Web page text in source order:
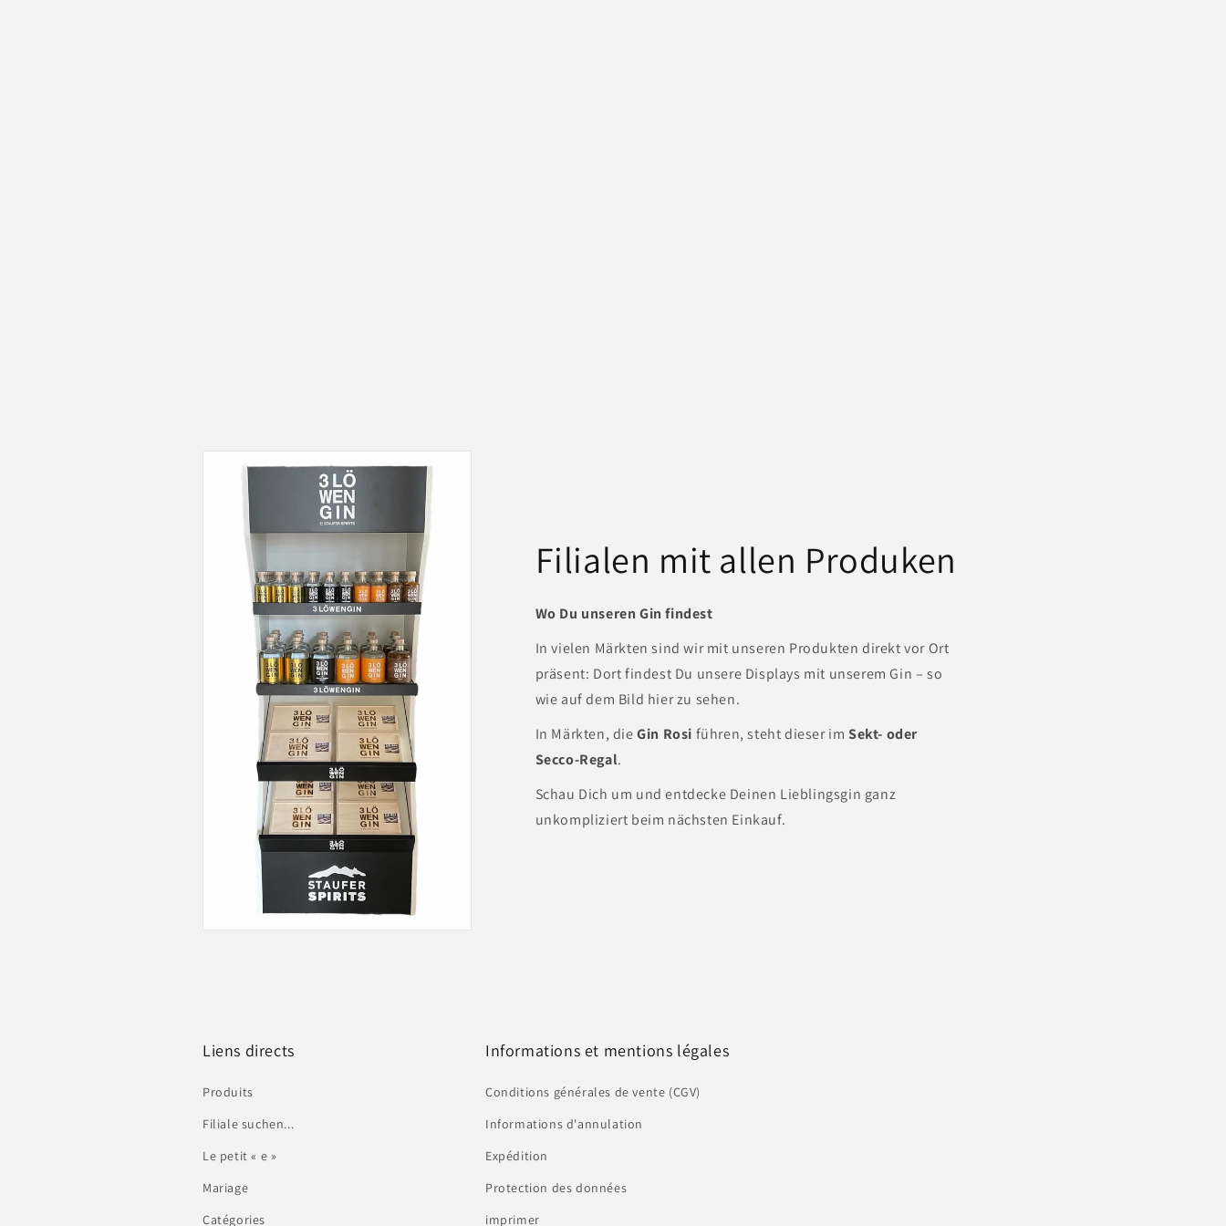
Filialen mit allen Produken
Wo Du unseren Gin findest
In vielen Märkten sind wir mit unseren Produkten direkt vor Ort
präsent: Dort findest Du unsere Displays mit unserem Gin – so
wie auf dem Bild hier zu sehen.
In Märkten, dieGin Rosi führen, steht dieser imSekt- oder
Secco-Regal.
Schau Dich um und entdecke Deinen Lieblingsgin ganz
unkompliziert beim nächsten Einkauf.
Liens directs
Produits
Filiale suchen...
Le petit « e »
Mariage
Catégories
Informations et mentions légales
Conditions générales de vente (CGV)
Informations d'annulation
Expédition
Protection des données
imprimer